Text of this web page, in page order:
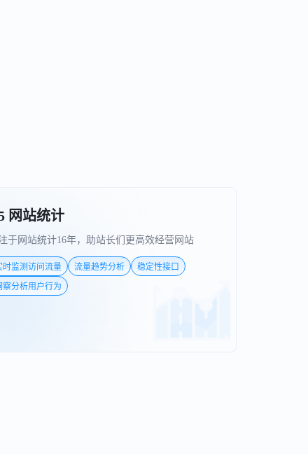
网站统计
于网站统计16年，助站长们更高效经营网站
时监测访问流量 流量趋势分析
稳定性接口
察分析用户行为